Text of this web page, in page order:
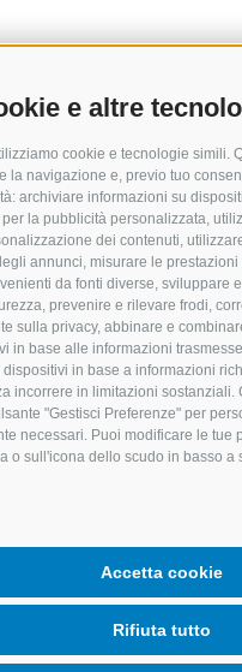
e altre
cookie e tecnologie simili.
la navigazione e, previo tuo
archiviare informazioni su
la pubblicità personalizzata,
dei contenuti,
annunci, misurare le
da fonti diverse, sviluppare
prevenire e rilevare frodi,
sulla privacy, abbinare e
in base alle informazioni
in base a informazioni
incorrere in limitazioni
"Gestisci Preferenze" per
necessari. Puoi modificare le
o sull'icona dello scudo in basso
Accetta cookie
Rifiuta tutto